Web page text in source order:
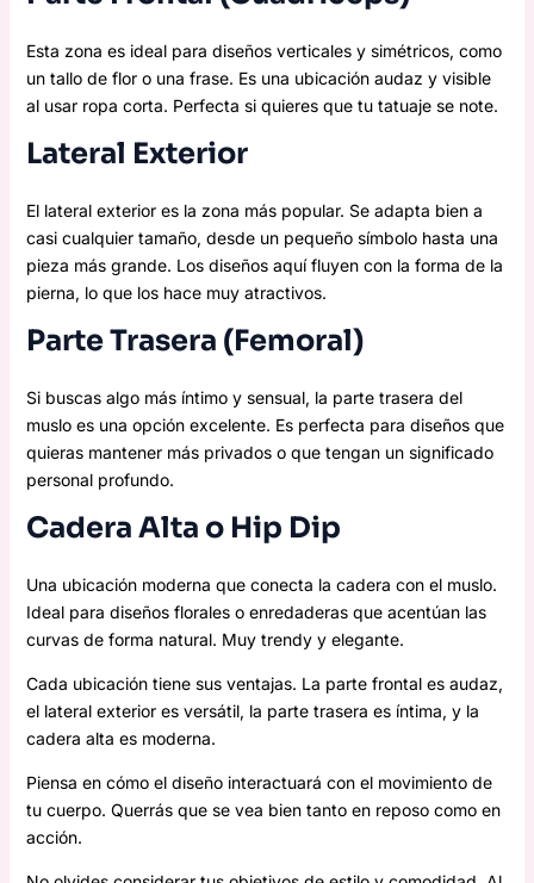
Esta zona es ideal para diseños verticales y simétricos, como
un tallo de flor o una frase. Es una ubicación audaz y visible
al usar ropa corta. Perfecta si quieres que tu tatuaje se note.
Lateral Exterior
El lateral exterior es la zona más popular. Se adapta bien a
casi cualquier tamaño, desde un pequeño símbolo hasta una
pieza más grande. Los diseños aquí fluyen con la forma de la
pierna, lo que los hace muy atractivos.
Parte Trasera (Femoral)
Si buscas algo más íntimo y sensual, la parte trasera del
muslo es una opción excelente. Es perfecta para diseños que
quieras mantener más privados o que tengan un significado
personal profundo.
Cadera Alta o Hip Dip
Una ubicación moderna que conecta la cadera con el muslo.
Ideal para diseños florales o enredaderas que acentúan las
curvas de forma natural. Muy trendy y elegante.
Cada ubicación tiene sus ventajas. La parte frontal es audaz,
el lateral exterior es versátil, la parte trasera es íntima, y la
cadera alta es moderna.
Piensa en cómo el diseño interactuará con el movimiento de
tu cuerpo. Querrás que se vea bien tanto en reposo como en
acción.